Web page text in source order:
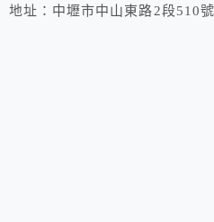
地址：中壢市中山東路2段510號